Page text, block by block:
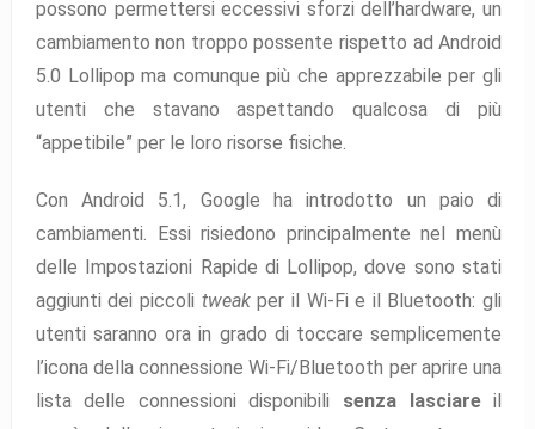
possono permettersi eccessivi sforzi dell’hardware, un
cambiamento non troppo possente rispetto ad Android
5.0 Lollipop ma comunque più che apprezzabile per gli
utenti che stavano aspettando qualcosa di più
“appetibile” per le loro risorse fisiche.
Con Android 5.1, Google ha introdotto un paio di
cambiamenti. Essi risiedono principalmente nel menù
delle Impostazioni Rapide di Lollipop, dove sono stati
aggiunti dei piccoli tweakper il Wi-Fi e il Bluetooth: gli
utenti saranno ora in grado di toccare semplicemente
l’icona della connessione Wi-Fi/Bluetooth per aprire una
lista delle connessioni disponibili senza lasciareil